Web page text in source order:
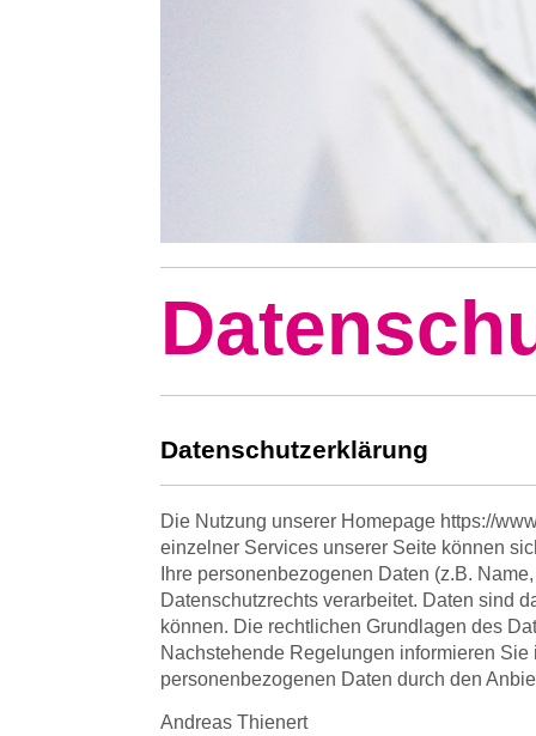
Datenschutzerklärung
Die Nutzung unserer Homepage https://
einzelner Services unserer Seite können
Ihre personenbezogenen Daten (z.B.
Datenschutzrechts verarbeitet. Daten sind
können. Die rechtlichen Grundlagen des
Nachstehende Regelungen informieren
personenbezogenen Daten durch den
Andreas Thienert